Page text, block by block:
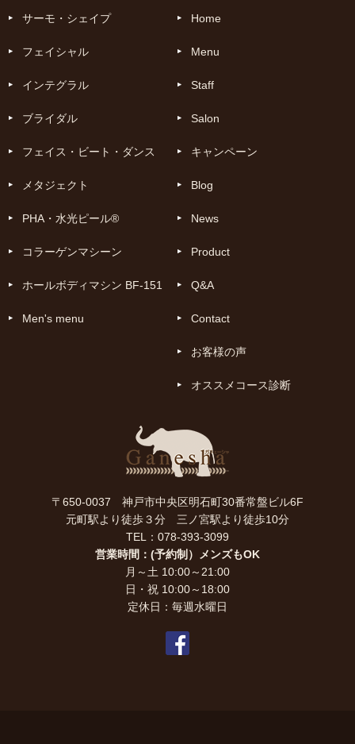
サーモ・シェイプ
フェイシャル
インテグラル
ブライダル
フェイス・ビート・ダンス
メタジェクト
PHA・水光ピール®
コラーゲンマシーン
ホールボディマシン BF-151
Men's menu
Home
Menu
Staff
Salon
キャンペーン
Blog
News
Product
Q&A
Contact
お客様の声
オススメコース診断
〒650-0037 神戸市中央区明石町30番常盤ビル6F
元町駅より徒歩３分 三ノ宮駅より徒歩10分
TEL：078-393-3099
営業時間：(予約制）メンズもOK
月～土 10:00～21:00
日・祝 10:00～18:00
定休日：毎週水曜日